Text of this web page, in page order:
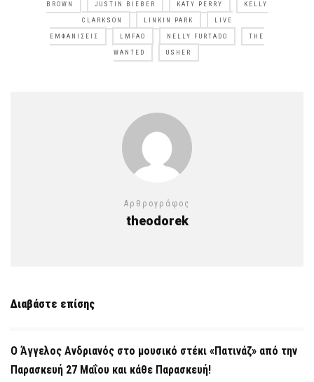
BROWN JUSTIN BIEBER KATY PERRY KELLY
CLARKSON LINKIN PARK LIVE
ΕΜΦΑΝΊΣΕΙΣ LMFAO NELLY FURTADO THE
WANTED USHER
Αρθρογράφος
theodorek
Διαβάστε επίσης
Ο Άγγελος Ανδριανός στο μουσικό στέκι «Πατινάζ» από την
Παρασκευή 27 Μαΐου και κάθε Παρασκευή!